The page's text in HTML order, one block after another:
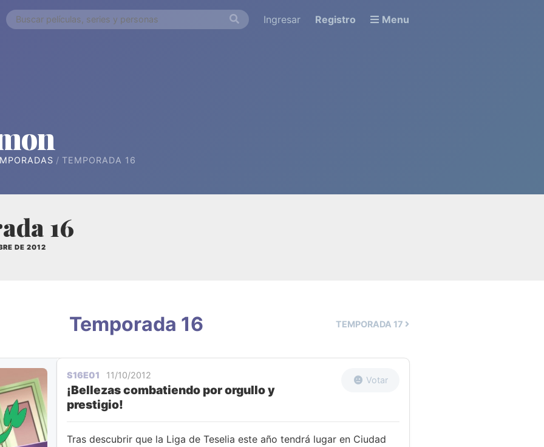
Ingresar Registro Menu
TEMPORADA 16
16
DE 2012
Temporada 16 TEMPORADA 17
S16E01 11/10/2012
¡Bellezas combatiendo por orgullo y
prestigio!
Votar
Tras descubrir que la Liga de Teselia este año tendrá lugar en Ciudad